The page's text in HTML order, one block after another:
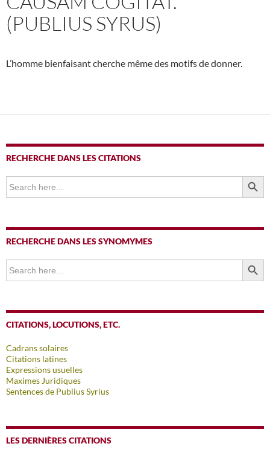
(PUBLIUS SYRUS)
L’homme bienfaisant cherche même des motifs de donner.
RECHERCHE DANS LES CITATIONS
Search
for:
SEARCH
RECHERCHE DANS LES SYNOMYMES
Search
for:
SEARCH
CITATIONS, LOCUTIONS, ETC.
Cadrans solaires
Citations latines
Expressions usuelles
Maximes Juridiques
Sentences de Publius Syrius
LES DERNIÈRES CITATIONS